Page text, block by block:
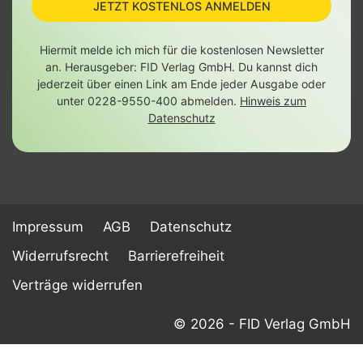
JETZT KOSTENLOS ANMELDEN
Hiermit melde ich mich für die kostenlosen Newsletter
an. Herausgeber: FID Verlag GmbH. Du kannst dich
jederzeit über einen Link am Ende jeder Ausgabe oder
unter 0228-9550-400 abmelden. Hinweis zum
Datenschutz
Impressum AGB
Datenschutz
Widerrufsrecht
Barrierefreiheit
Verträge widerrufen
© 2026 - FID Verlag GmbH